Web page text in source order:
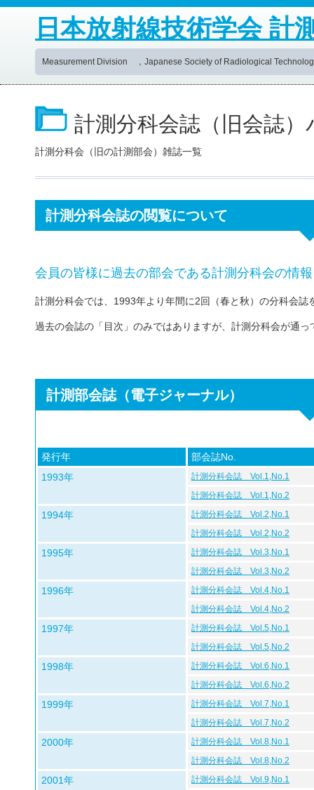
日本放射線技術学会 計
Measurement Division ，Japanese Society of Radiological
計測分科会誌（旧会誌
計測分科会（旧の計測部会）雑誌一覧
計測分科会誌の閲覧について
会員の皆様に過去の部会である計測分科会の情
計測分科会では、1993年より年間に2回（春と秋）の分科会誌
過去の会誌の「目次」のみではありますが、計測分科会が通
計測部会誌（電子ジャーナル）
発行年
部会誌No.
1993年
計測分科会誌 Vol.1,No.1
計測分科会誌 Vol.1,No.2
1994年
計測分科会誌 Vol.2,No.1
計測分科会誌 Vol.2,No.2
1995年
計測分科会誌 Vol.3,No.1
計測分科会誌 Vol.3,No.2
1996年
計測分科会誌 Vol.4,No.1
計測分科会誌 Vol.4,No.2
1997年
計測分科会誌 Vol.5,No.1
計測分科会誌 Vol.5,No.2
1998年
計測分科会誌 Vol.6,No.1
計測分科会誌 Vol.6,No.2
1999年
計測分科会誌 Vol.7,No.1
計測分科会誌 Vol.7,No.2
2000年
計測分科会誌 Vol.8,No.1
計測分科会誌 Vol.8,No.2
2001年
計測分科会誌 Vol.9,No.1